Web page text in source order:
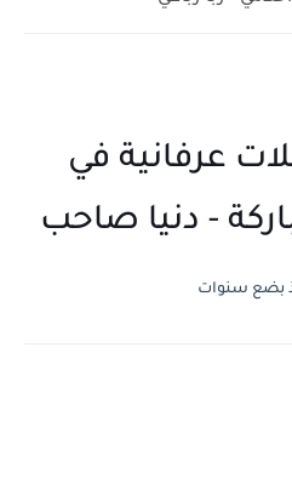
عرفانية في
- دنيا صاحب
بضع سنوات